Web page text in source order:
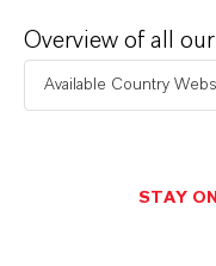
Overview of all
Available Country
STAY